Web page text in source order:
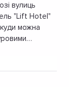
вулиць
"Lift Hotel"
можна